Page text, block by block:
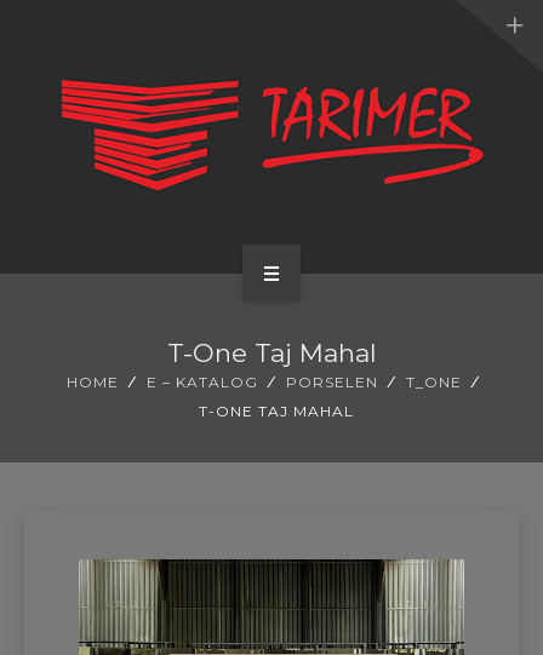
REFRANSLAR
T-One Taj Mahal
HOME E – KATALOG PORSELEN
T_ONE
T-ONE TAJ MAHAL